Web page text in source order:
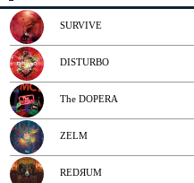
SURVIVE
DISTURBO
The DOPERA
ZELM
REDЯUM